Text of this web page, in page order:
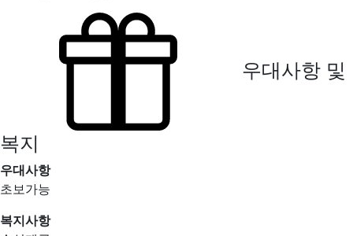
우대사항 및
복지
우대사항
초보가능
복지사항